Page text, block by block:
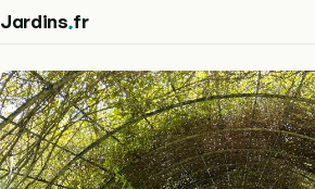
Jardins.fr